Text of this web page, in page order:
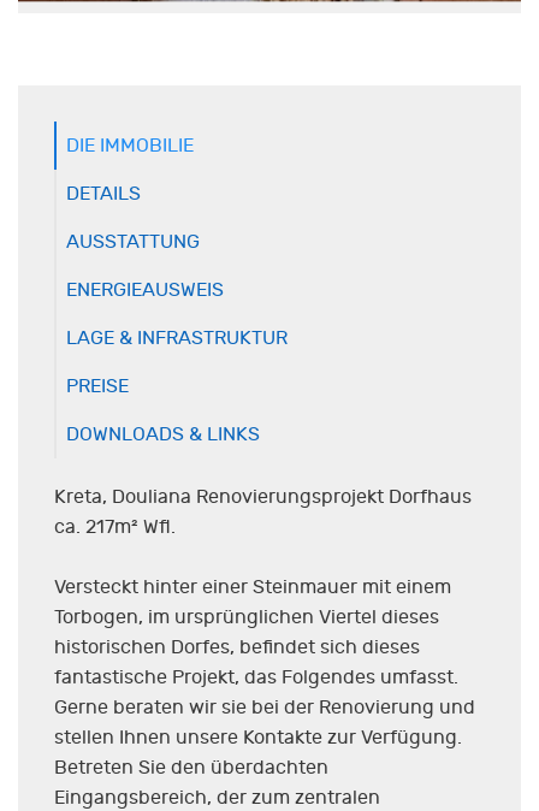
DIE IMMOBILIE
DETAILS
AUSSTATTUNG
ENERGIEAUSWEIS
LAGE & INFRASTRUKTUR
PREISE
DOWNLOADS & LINKS
Kreta, Douliana Renovierungsprojekt Dorfhaus
ca. 217m² Wfl.
Versteckt hinter einer Steinmauer mit einem
Torbogen, im ursprünglichen Viertel dieses
historischen Dorfes, befindet sich dieses
fantastische Projekt, das Folgendes umfasst.
Gerne beraten wir sie bei der Renovierung und
stellen Ihnen unsere Kontakte zur Verfügung.
Betreten Sie den überdachten
Eingangsbereich, der zum zentralen